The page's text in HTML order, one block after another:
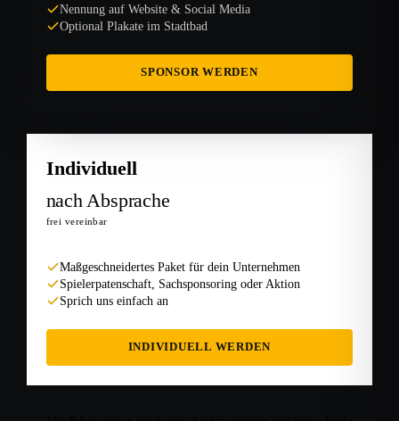
Nennung auf Website & Social Media
Optional Plakate im Stadtbad
SPONSOR WERDEN
Individuell
nach Absprache
frei vereinbar
Maßgeschneidertes Paket für dein Unternehmen
Spielerpatenschaft, Sachsponsoring oder Aktion
Sprich uns einfach an
INDIVIDUELL WERDEN